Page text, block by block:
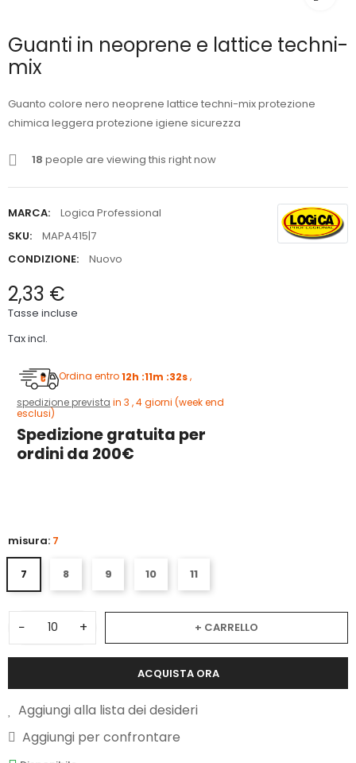
Guanti in neoprene e lattice techni-
mix
Guanto colore nero neoprene lattice techni-mix protezione
chimica leggera protezione igiene sicurezza
18 people are viewing this right now
MARCA:
Logica Professional
SKU:
MAPA415|7
CONDIZIONE:
Nuovo
2,33 €
Tasse incluse
Tax incl.
Ordina entro12h :11m :31s
spedizione prevista in 3 , 4 giorni (week end
esclusi)
Spedizione gratuita per
ordini da 200€
misura: 7
7 8 9 10 11
− + + CARRELLO
ACQUISTA ORA
Aggiungi alla lista dei desideri
Aggiungi per confrontare